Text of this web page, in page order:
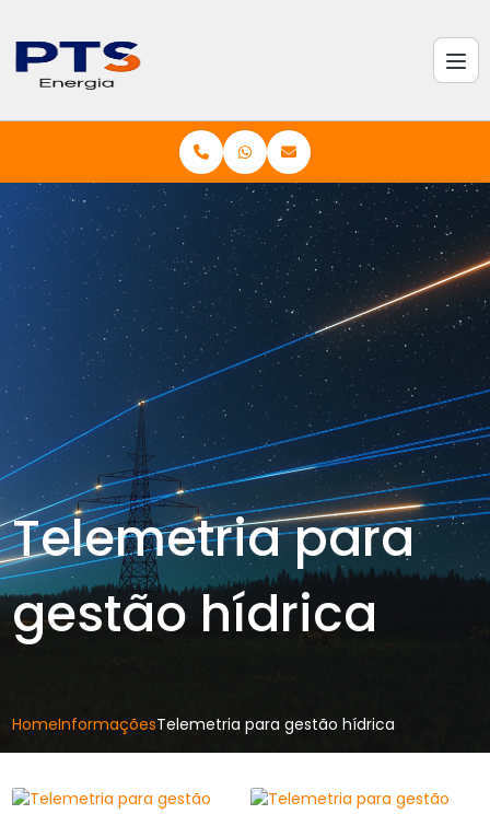
Telemetria para
gestão hídrica
HomeInformaçõesTelemetria para gestão hídrica